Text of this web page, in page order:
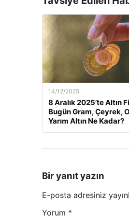
14/12/2025
8 Aralık 2025’te Altın
Bugün Gram, Çeyrek,
Yarım Altın Ne Kadar?
Bir yanıt yazın
E-posta adresiniz
Yorum *